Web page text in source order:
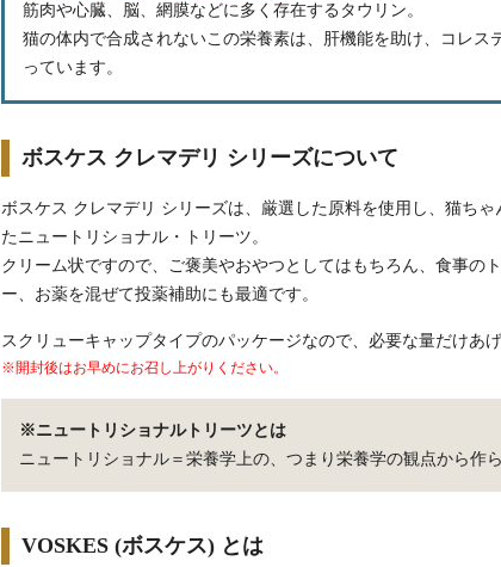
筋肉や心臓、脳、網膜などに多く存在するタウリン。
猫の体内で合成されないこの栄養素は、肝機能を助け、コレス
っています。
ボスケス クレマデリ シリーズについて
ボスケス クレマデリ シリーズは、厳選した原料を使用し、猫ち
たニュートリショナル・トリーツ。
クリーム状ですので、ご褒美やおやつとしてはもちろん、食事の
ー、お薬を混ぜて投薬補助にも最適です。
スクリューキャップタイプのパッケージなので、必要な量だけあ
※開封後はお早めにお召し上がりください。
※ニュートリショナルトリーツとは
ニュートリショナル＝栄養学上の、つまり栄養学の観点から作
VOSKES (ボスケス) とは